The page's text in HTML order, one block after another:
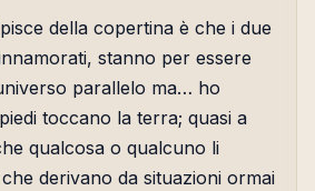
della copertina è che i due
stanno per essere
parallelo ma… ho
toccano la terra; quasi a
qualcosa o qualcuno li
derivano da situazioni ormai